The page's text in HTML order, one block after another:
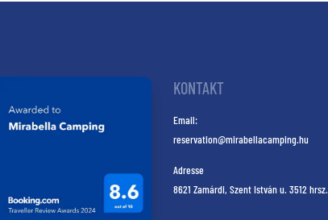
KONTAKT
Email:
reservation@mirabellacamping.hu
Adresse
8621 Zamárdi, Szent István u. 3512 hrsz.